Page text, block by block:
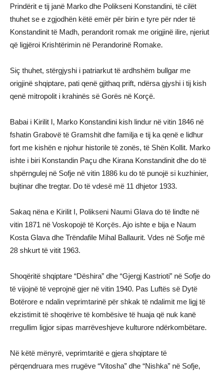
Prindërit e tij janë Marko dhe Polikseni Konstandini, të cilët
thuhet se e zgjodhën këtë emër për birin e tyre për nder të
Konstandinit të Madh, perandorit romak me origjinë ilire, njeriut
që ligjëroi Krishtërimin në Perandorinë Romake.
Siç thuhet, stërgjyshi i patriarkut të ardhshëm bullgar me
origjinë shqiptare, pati qenë gjithaq prift, ndërsa gjyshi i tij kish
qenë mitropolit i krahinës së Gorës në Korçë.
Babai i Kirilit I, Marko Konstandini kish lindur në vitin 1846 në
fshatin Grabovë të Gramshit dhe familja e tij ka qenë e lidhur
fort me kishën e njohur historile të zonës, të Shën Kollit. Marko
ishte i biri Konstandin Paçu dhe Kirana Konstandinit dhe do të
shpërngulej në Sofje në vitin 1886 ku do të punojë si kuzhinier,
bujtinar dhe tregtar. Do të vdesë më 11 dhjetor 1933.
Sakaq nëna e Kirilit I, Polikseni Naumi Glava do të lindte në
vitin 1871 në Voskopojë të Korçës. Ajo ishte e bija e Naum
Kosta Glava dhe Trëndafile Mihal Ballaurit. Vdes në Sofje më
28 shkurt të vitit 1963.
Shoqëritë shqiptare “Dëshira” dhe “Gjergj Kastrioti” në Sofje do
të vijojnë të veprojnë gjer në vitin 1940. Pas Luftës së Dytë
Botërore e ndalin veprimtarinë për shkak të ndalimit me ligj të
ekzistimit të shoqërive të kombësive të huaja që nuk kanë
rregullim ligjor sipas marrëveshjeve kulturore ndërkombëtare.
Në këtë mënyrë, veprimtaritë e gjera shqiptare të
përqendruara mes rrugëve “Vitosha” dhe “Nishka” në Sofje,